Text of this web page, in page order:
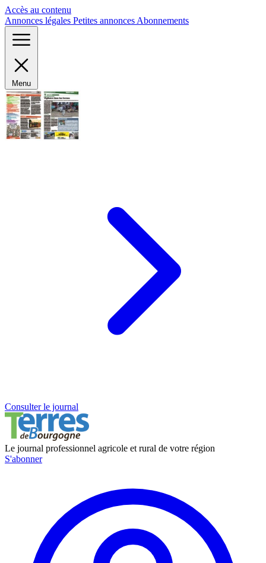
Accès au contenu
Annonces légales Petites annonces Abonnements
Menu
Consulter le journal
Le journal professionnel agricole et rural de votre région
S'abonner
Panneau de gestion des cookies